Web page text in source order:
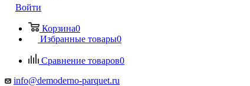
Войти
Корзина0
Избранные товары0
Сравнение товаров0
info@demoderno-parquet.ru